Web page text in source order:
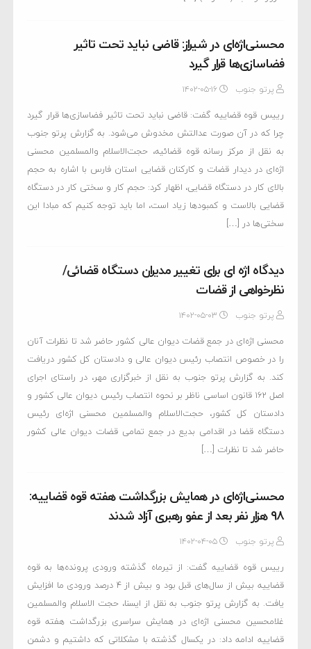
محسنی‌اژه‌ای در شیراز: قاضی نباید تحت تاثیر
فضاسازی‌ها قرار گیرد
پرتو جنوب ۱۴۰۲-۰۵-۱۶
رییس قوه قضاییه گفت: قاضی نباید تحت تاثیر فضاسازی‌ها قرار گیرد
چرا که در آن صورت عدالتش مخدوش می‌شود. به گزارش پرتو جنوب
به نقل از مرکز رسانه قوه قضائیه، حجت‌الاسلام والمسلمین محسنی
اژه‌ای در دیدار قضات و کارکنان قضایی استان فارس با اشاره به حجم
بالای کار در دستگاه قضایی، اظهار کرد: حجم کار و سختی کار در دستگاه
قضایی بالاست و کمبودها زیاد است، اما باید توجه کنیم که مبادا این
سختی‌ها در […]
دیدگاه اژه ای برای تغییر مدیران دستگاه قضائی/
نظرخواهی از قضات
پرتو جنوب ۱۴۰۲-۰۵-۰۳
محسنی اژه‌ای در جمع قضات دیوان عالی کشور حاضر شد تا نظرات آنان
را در خصوص انتصاب رئیس دیوان عالی و دادستان کل کشور دریافت
کند. به گزارش پرتو جنوب به نقل از خبرگزاری مهر، در راستای اجرای
اصل ۱۶۲ قانون اساسی ناظر بر نحوه انتصاب رئیس دیوان عالی کشور و
دادستان کل کشور، حجت‌الاسلام والمسلمین محسنی اژه‌ای رئیس
دستگاه قضا در اقدامی بدیع در جمع تمامی قضات دیوان عالی کشور
حاضر شد تا نظرات […]
محسنی‌اژه‌ای در همایش بزرگداشت هفته قوه قضاییه:
۹۸ هزار نفر بعد از عفو رهبری آزاد شدند
پرتو جنوب ۱۴۰۲-۰۴-۰۵
رییس قوه قضاییه گفت: از تیرماه گذشته ورودی پرونده‌ها به قوه
قضاییه بیش از سال‌های قبل بود و بیش از ۴ درصد ورودی ما افزایش
یافت. به گزارش پرتو جنوب به نقل از ایسنا، حجت الاسلام والمسلمین
غلامحسین محسنی اژه‌ای در همایش سراسری بزرگداشت هفته قوه
قضاییه ادامه داد: در یکسال گذشته با مشکلاتی که داشتیم و دشمن